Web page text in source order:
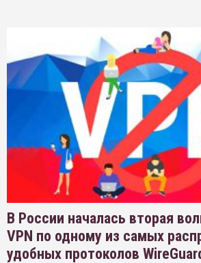
В России началась вторая
VPN по одному из самых
удобных протоколов